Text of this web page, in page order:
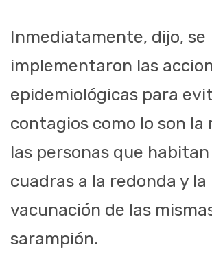
Inmediatamente, dijo, se
implementaron las
epidemiológicas para
contagios como lo son la
las personas que habitan
cuadras a la redonda y la
vacunación de las
sarampión.